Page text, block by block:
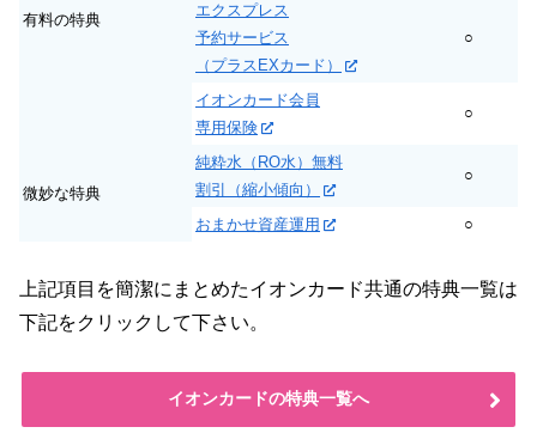
有料の特典
エクスプレス
予約サービス
（プラスEXカード）
○
イオンカード会員
専用保険
○
微妙な特典
純粋水（RO水）無料
割引（縮小傾向）
○
おまかせ資産運用 ○
上記項目を簡潔にまとめたイオンカード共通の特典一覧は
下記をクリックして下さい。
イオンカードの特典一覧へ